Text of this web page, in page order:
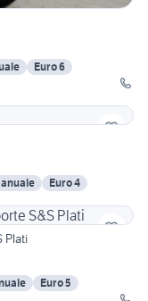
Euro 6
Euro 4
Plati
Euro 5